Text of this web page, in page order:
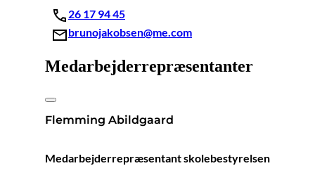
26 17 94 45
brunojakobsen@me.com
Medarbejderrepræsentanter
Flemming Abildgaard
Medarbejderrepræsentant skolebestyrelsen